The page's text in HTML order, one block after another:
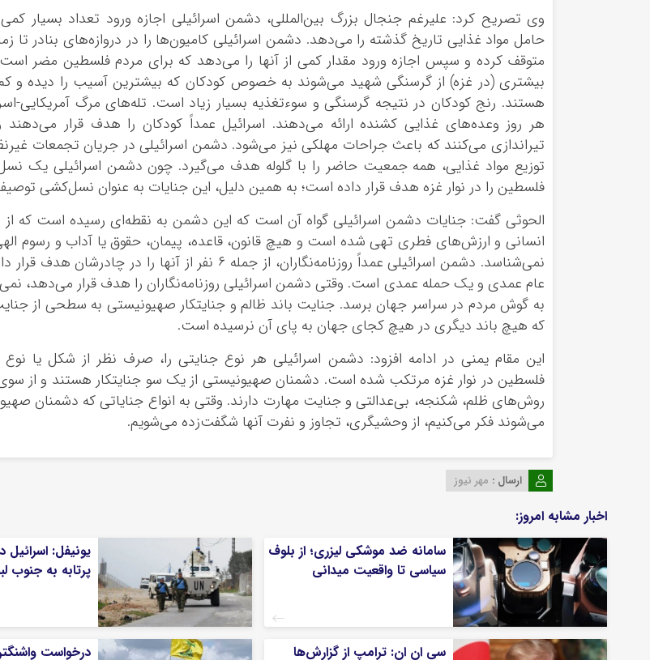
وی تصریح کرد: علیرغم جنجال بزرگ بین‌المللی، دشمن اسرائیلی اجازه ورود تعداد بسیار
حامل مواد غذایی تاریخ گذشته را می‌دهد. دشمن اسرائیلی کامیون‌ها را در دروازه‌های بنادر تا
متوقف کرده و سپس اجازه ورود مقدار کمی از آنها را می‌دهد که برای مردم فلسطین مضر
بیشتری (در غزه) از گرسنگی شهید می‌شوند به خصوص کودکان که بیشترین آسیب را دیده و
هستند. رنج کودکان در نتیجه گرسنگی و سوءتغذیه بسیار زیاد است. تله‌های مرگ آمریکایی-
هر روز وعده‌های غذایی کشنده ارائه می‌دهند. اسرائیل عمداً کودکان را هدف قرار می‌دهند
تیراندازی می‌کنند که باعث جراحات مهلکی نیز می‌شود. دشمن اسرائیلی در جریان تجمعات
توزیع مواد غذایی، همه جمعیت حاضر را با گلوله هدف می‌گیرد. چون دشمن اسرائیلی یک
فلسطین را در نوار غزه هدف قرار داده است؛ به همین دلیل، این جنایات به عنوان نسل‌کشی
الحوثی گفت: جنایات دشمن اسرائیلی گواه آن است که این دشمن به نقطه‌ای رسیده است که
انسانی و ارزش‌های فطری تهی شده است و هیچ قانون، قاعده، پیمان، حقوق یا آداب و رسوم
نمی‌شناسد. دشمن اسرائیلی عمداً روزنامه‌نگاران، از جمله ۶ نفر از آنها را در
عام عمدی و یک حمله عمدی است. وقتی دشمن اسرائیلی روزنامه‌نگاران را هدف قرار می‌دهد،
به گوش مردم در سراسر جهان برسد. جنایت باند ظالم و جنایتکار صهیونیستی به سطحی از
که هیچ باند دیگری در هیچ کجای جهان به پای آن نرسیده است.
این مقام یمنی در ادامه افزود: دشمن اسرائیلی هر نوع جنایتی را، صرف نظر از شکل یا نوع
فلسطین در نوار غزه مرتکب شده است. دشمنان صهیونیستی از یک سو جنایتکار هستند و از سوی
روش‌های ظلم، شکنجه، بی‌عدالتی و جنایت مهارت دارند. وقتی به انواع جنایاتی که دشمنان
می‌شوند فکر می‌کنیم، از وحشیگری، تجاوز و نفرت آنها شگفت‌زده می‌شویم.
ارسال : مهر نیوز
اخبار مشابه امروز:
سامانه ضد موشکی لیزری؛ از بلوف
سیاسی تا واقعیت میدانی
پرتابه به جنوب
سی ان ان: ترامپ از گزارش‌ها
درخواست